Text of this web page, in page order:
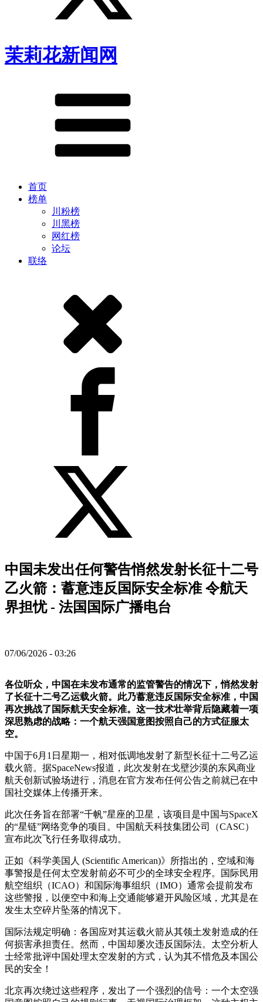
茉莉花新闻网
首页
榜单
川粉榜
川黑榜
网红榜
论坛
联络
中国未发出任何警告悄然发射长征十二号
乙火箭：蓄意违反国际安全标准 令航天
界担忧 - 法国国际广播电台
07/06/2026 - 03:26
各位听众，中国在未发布通常的监管警告的情况下，悄然发射
了长征十二号乙运载火箭。此乃蓄意违反国际安全标准，中国
再次挑战了国际航天安全标准。这一技术壮举背后隐藏着一项
深思熟虑的战略：一个航天强国意图按照自己的方式征服太
空。
中国于6月1日星期一，相对低调地发射了新型长征十二号乙运
载火箭。据SpaceNews报道，此次发射在戈壁沙漠的东风商业
航天创新试验场进行，消息在官方发布任何公告之前就已在中
国社交媒体上传播开来。
此次任务旨在部署“千帆”星座的卫星，该项目是中国与SpaceX
的“星链”网络竞争的项目。中国航天科技集团公司（CASC）
宣布此次飞行任务取得成功。
正如《科学美国人 (Scientific American)》所指出的，空域和海
事警报是任何太空发射前必不可少的全球安全程序。国际民用
航空组织（ICAO）和国际海事组织（IMO）通常会提前发布
这些警报，以便空中和海上交通能够避开风险区域，尤其是在
发生太空碎片坠落的情况下。
国际法规定明确：各国应对其运载火箭从其领土发射造成的任
何损害承担责任。然而，中国却屡次违反国际法。太空分析人
士经常批评中国处理太空发射的方式，认为其不惜危及本国公
民的安全！
北京再次绕过这些程序，发出了一个强烈的信号：一个太空强